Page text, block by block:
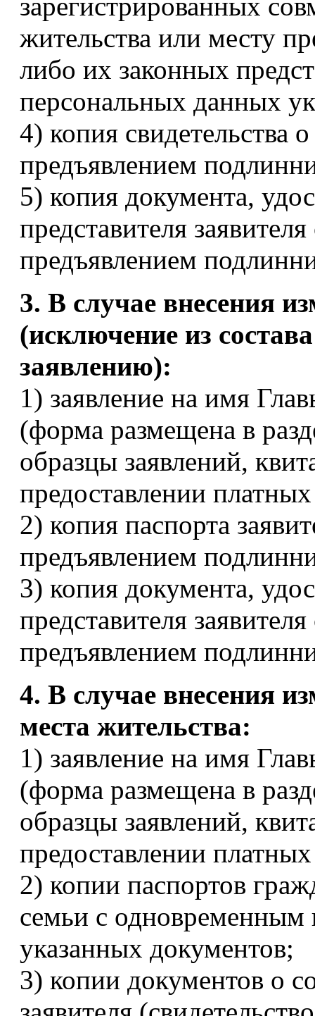
жительства или месту
либо их законных
персональных данных
4) копия свидетельства
предъявлением
5) копия документа,
представителя
предъявлением
3. В случае внесения
(исключение из
заявлению):
1) заявление на имя
(форма размещена в
образцы заявлений,
предоставлении
2) копия паспорта
предъявлением
3) копия документа,
представителя
предъявлением
4. В случае внесения
места жительства:
1) заявление на имя
(форма размещена в
образцы заявлений,
предоставлении
2) копии паспортов
семьи с одновременным
указанных документов;
3) копии документов о